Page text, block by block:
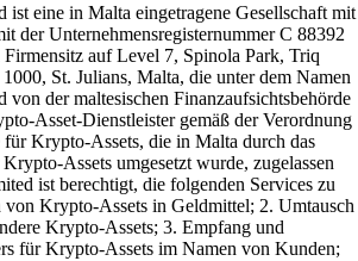
eine in Malta eingetragene Gesellschaft mit
der Unternehmensregisternummer C 88392
Firmensitz auf Level 7, Spinola Park, Triq
St. Julians, Malta, die unter dem Namen
von der maltesischen Finanzaufsichtsbehörde
Asset-Dienstleister gemäß der Verordnung
für Krypto-Assets, die in Malta durch das
Assets umgesetzt wurde, zugelassen
ist berechtigt, die folgenden Services zu
von Krypto-Assets in Geldmittel; 2. Umtausch
Krypto-Assets; 3. Empfang und
für Krypto-Assets im Namen von Kunden;